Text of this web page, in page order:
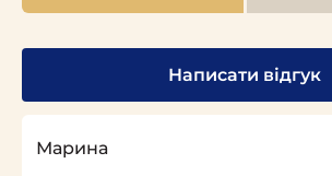
Написати відгук
Марина